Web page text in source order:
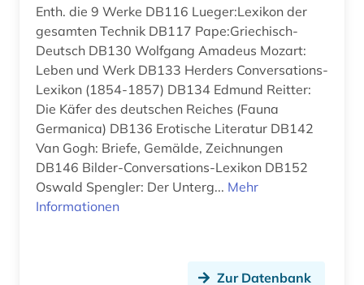
antarktika (1)
antarktis (2)
anthologie (5)
anthropologie (11)
anthroposophie (1)
antijüdische propaganda (1)
Enth. die 9 Werke DB116 Lueger:Lexikon der
gesamten Technik DB117 Pape:Griechisch-
Deutsch DB130 Wolfgang Amadeus Mozart:
Leben und Werk DB133 Herders Conversations-
Lexikon (1854-1857) DB134 Edmund Reitter:
Die Käfer des deutschen Reiches (Fauna
Germanica) DB136 Erotische Literatur DB142
Van Gogh: Briefe, Gemälde, Zeichnungen
DB146 Bilder-Conversations-Lexikon DB152
Oswald Spengler: Der Unterg... Mehr
Informationen
Zur Datenbank